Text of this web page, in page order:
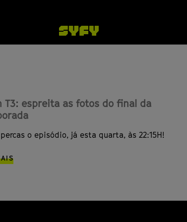
T3: espreita as fotos do final da
o episódio, já esta quarta, às 22:15H!